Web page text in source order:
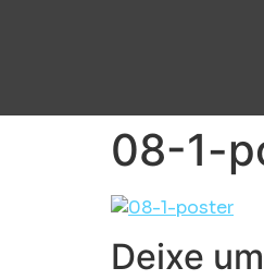
08-1-
Deixe